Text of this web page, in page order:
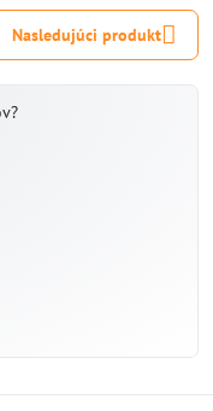
Nasledujúci produkt